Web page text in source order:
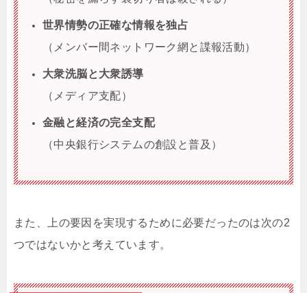
世界情勢の正確な情報を独占
（メンバー間ネットワーク網と諜報活動）
大衆洗脳と大衆誘導
（メディア支配）
金融と経済の完全支配
（中央銀行システムの創設と普及）
また、上の要因を実現するために必要だったのは次の2
つではないかと考えています。